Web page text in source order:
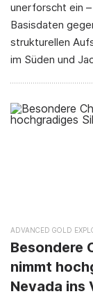
unerforscht ein
Basisdaten
strukturellen
im Süden und
ADVANCED GOLD
Besondere
nimmt
Nevada ins